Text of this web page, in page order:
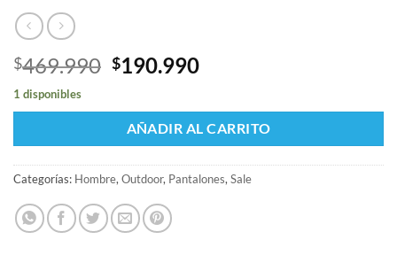
$469.990 El
original
era:
$469.990.
$190.990El
actual
es:
$190.990.
1 disponibles
AÑADIR AL CARRITO
Categorías: Hombre, Outdoor, Pantalones, Sale